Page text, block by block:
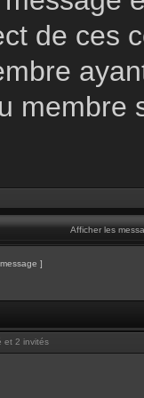
de ces
membre
Afficher les
]
et 2 invités